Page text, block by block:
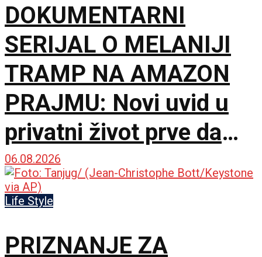
DOKUMENTARNI
SERIJAL O MELANIJI
TRAMP NA AMAZON
PRAJMU: Novi uvid u
privatni život prve dame
Amerike
06.08.2026
Life Style
PRIZNANJE ZA